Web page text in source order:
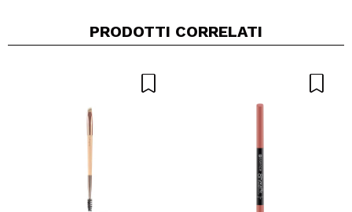
PRODOTTI CORRELATI